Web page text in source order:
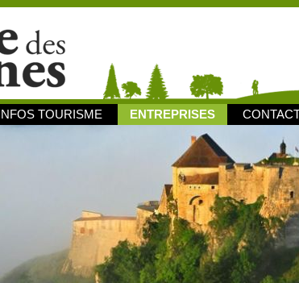
TOURISME ENTREPRISES